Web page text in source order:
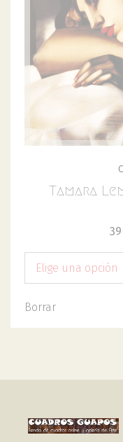
Tamara
Elige una opción
Borrar